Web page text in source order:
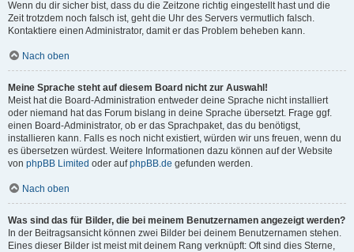
Wenn du dir sicher bist, dass du die Zeitzone richtig eingestellt hast und die
Zeit trotzdem noch falsch ist, geht die Uhr des Servers vermutlich falsch.
Kontaktiere einen Administrator, damit er das Problem beheben kann.
Nach oben
Meine Sprache steht auf diesem Board nicht zur Auswahl!
Meist hat die Board-Administration entweder deine Sprache nicht installiert
oder niemand hat das Forum bislang in deine Sprache übersetzt. Frage ggf.
einen Board-Administrator, ob er das Sprachpaket, das du benötigst,
installieren kann. Falls es noch nicht existiert, würden wir uns freuen, wenn du
es übersetzen würdest. Weitere Informationen dazu können auf der Website
von phpBB Limited oder aufphpBB.de gefunden werden.
Nach oben
Was sind das für Bilder, die bei meinem Benutzernamen angezeigt werden?
In der Beitragsansicht können zwei Bilder bei deinem Benutzernamen stehen.
Eines dieser Bilder ist meist mit deinem Rang verknüpft: Oft sind dies Sterne,